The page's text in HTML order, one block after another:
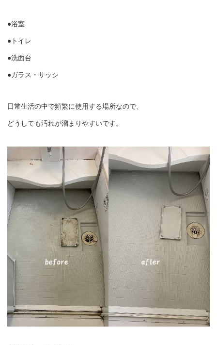
●浴室
●トイレ
●洗面台
●ガラス・サッシ
日常生活の中で頻繁に使用する場所なので、
どうしても汚れが溜まりやすいです。